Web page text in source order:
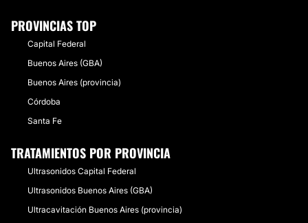
PROVINCIAS TOP
Capital Federal
Buenos Aires (GBA)
Buenos Aires (provincia)
Córdoba
Santa Fe
TRATAMIENTOS POR PROVINCIA
Ultrasonidos Capital Federal
Ultrasonidos Buenos Aires (GBA)
Ultracavitación Buenos Aires (provincia)